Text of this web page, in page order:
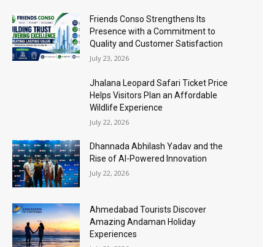
Friends Conso Strengthens Its
Presence with a Commitment to
Quality and Customer Satisfaction
July 23, 2026
Jhalana Leopard Safari Ticket Price
Helps Visitors Plan an Affordable
Wildlife Experience
July 22, 2026
Dhannada Abhilash Yadav and the
Rise of AI-Powered Innovation
July 22, 2026
Ahmedabad Tourists Discover
Amazing Andaman Holiday
Experiences